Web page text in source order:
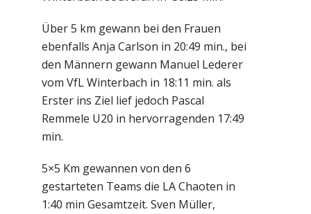
Über 5 km gewann bei den Frauen
ebenfalls Anja Carlson in 20:49 min., bei
den Männern gewann Manuel Lederer
vom VfL Winterbach in 18:11 min. als
Erster ins Ziel lief jedoch Pascal
Remmele U20 in hervorragenden 17:49
min.
5×5 Km gewannen von den 6
gestarteten Teams die LA Chaoten in
1:40 min Gesamtzeit. Sven Müller,